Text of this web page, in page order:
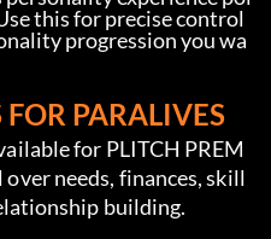
this for precise control
progression you wa
PARALIVES
for PLITCH PREM
needs, finances, skill
building.